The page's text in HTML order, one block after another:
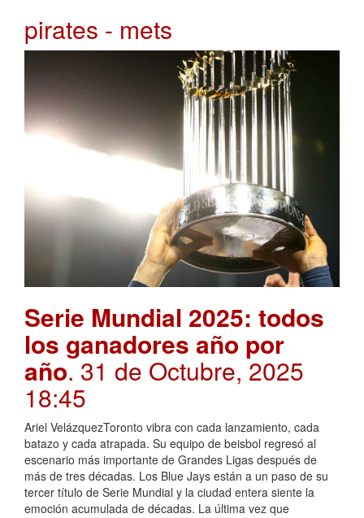
pirates - mets
Serie Mundial 2025: todos
los ganadores año por
año. 31 de Octubre, 2025
18:45
Ariel VelázquezToronto vibra con cada lanzamiento, cada
batazo y cada atrapada. Su equipo de beisbol regresó al
escenario más importante de Grandes Ligas después de
más de tres décadas. Los Blue Jays están a un paso de su
tercer título de Serie Mundial y la ciudad entera siente la
emoción acumulada de décadas. La última vez que